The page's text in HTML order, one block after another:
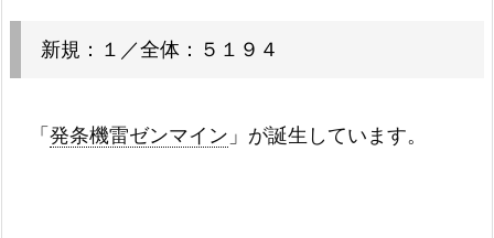
新規：１／全体：５１９４
「 発条機雷ゼンマイン 」が誕生しています。